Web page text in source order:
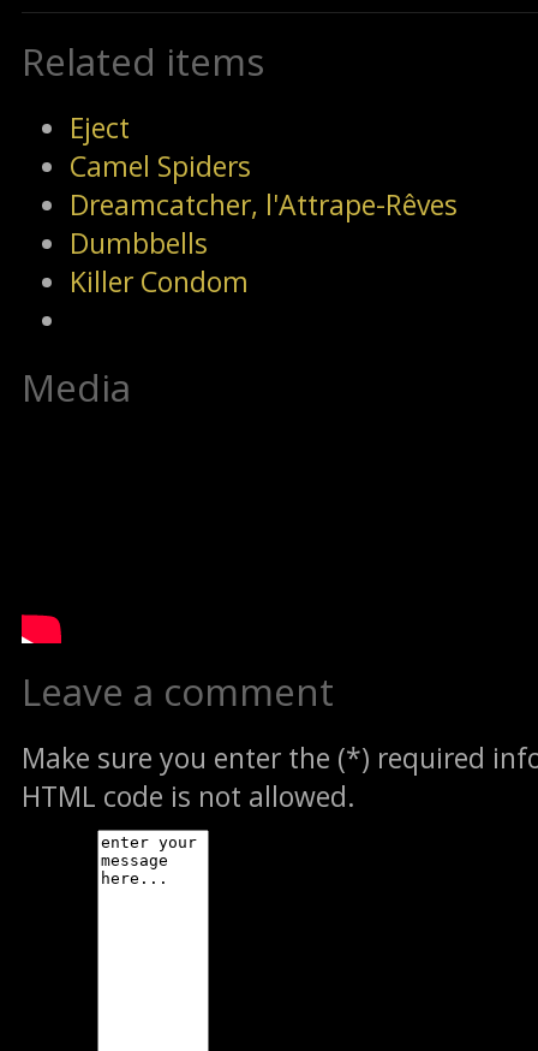
Related items
Eject
Camel Spiders
Dreamcatcher, l'Attrape-Rêves
Dumbbells
Killer Condom
Media
Leave a comment
Make sure you enter the (*) required
HTML code is not allowed.